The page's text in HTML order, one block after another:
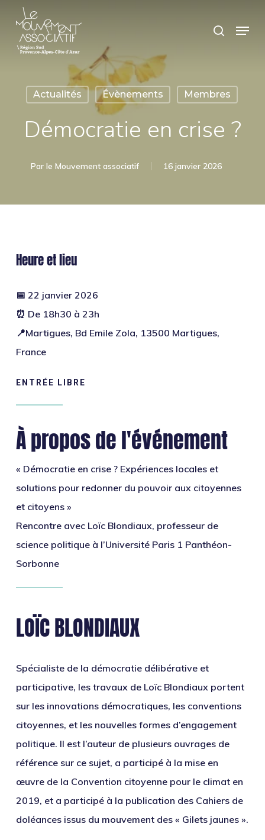
main
search
Menu
Actualités Évènements Membres
Démocratie en crise ?
Par le Mouvement associatif 16 janvier 2026
Heure et lieu
📅 22 janvier 2026
⏰ De 18h30 à 23h
📍Martigues, Bd Emile Zola, 13500 Martigues,
France
ENTRÉE LIBRE
À propos de l'événement
« Démocratie en crise ? Expériences locales et
solutions pour redonner du pouvoir aux citoyennes
et citoyens »
Rencontre avec Loïc Blondiaux, professeur de
science politique à l’Université Paris 1 Panthéon-
Sorbonne
LOÏC BLONDIAUX
Spécialiste de la démocratie délibérative et
participative, les travaux de Loïc Blondiaux portent
sur les innovations démocratiques, les conventions
citoyennes, et les nouvelles formes d’engagement
politique. Il est l’auteur de plusieurs ouvrages de
référence sur ce sujet, a participé à la mise en
œuvre de la Convention citoyenne pour le climat en
2019, et a participé à la publication des Cahiers de
doléances issus du mouvement des « Gilets jaunes ».
Panneau de gestion des cookies